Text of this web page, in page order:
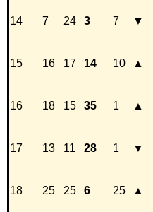
14 7 24 3 7 ▼
15 16 17 14 10 ▲
16 18 15 35 1 ▲
17 13 11 28 1 ▼
18 25 25 6 25 ▲